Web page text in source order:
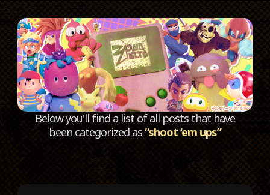
Below you'll find a list of all posts that have
been categorized as“shoot ‘em ups”